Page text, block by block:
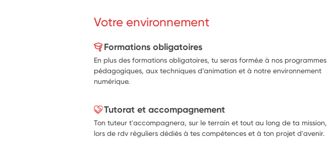
Votre environnement
Formations obligatoires
En plus des formations obligatoires, tu seras formé.e à nos programmes
pédagogiques, aux techniques d’animation et à notre environnement
numérique.
Tutorat et accompagnement
Ton tuteur t'accompagnera, sur le terrain et tout au long de ta mission,
lors de rdv réguliers dédiés à tes compétences et à ton projet d'avenir.